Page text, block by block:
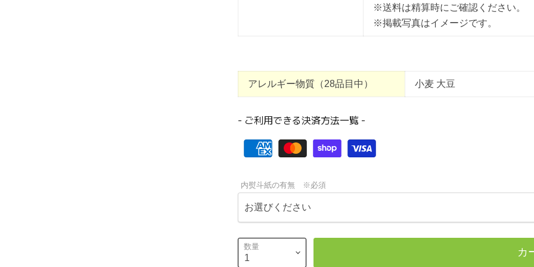
※送料は精算時にご確認ください。
※掲載写真はイメージです。
アレルギー物質（28品目中） 小麦 大豆
- ご利用できる決済方法一覧 -
内熨斗紙の有無 ※必須
数量 カ